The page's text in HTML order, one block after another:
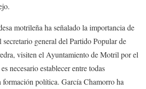
motrileña ha señalado la importancia de
secretario general del Partido Popular de
visiten el Ayuntamiento de Motril por el
necesario establecer entre todas
formación política. García Chamorro ha